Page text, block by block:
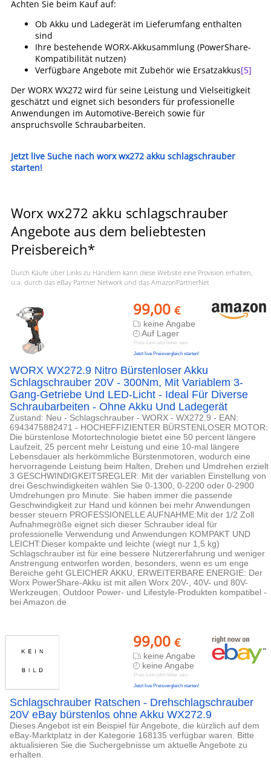
Achten Sie beim Kauf auf:
Ob Akku und Ladegerät im Lieferumfang enthalten
sind
Ihre bestehende WORX-Akkusammlung (PowerShare-
Kompatibilität nutzen)
Verfügbare Angebote mit Zubehör wie Ersatzakkus[5]
Der WORX WX272 wird für seine Leistung und Vielseitigkeit
geschätzt und eignet sich besonders für professionelle
Anwendungen im Automotive-Bereich sowie für
anspruchsvolle Schraubarbeiten.
Jetzt live Suche nach worx wx272 akku schlagschrauber
starten!
Worx wx272 akku schlagschrauber
Angebote aus dem beliebtesten
Preisbereich*
Durch Käufe über Links zu Händlern kann diese Website eine Provision erhalten,
u.a. durch das eBay Partner Network und das AmazonPartnerNet
99,00 €
keine Angabe
Auf Lager
Preis kann jetzt höher sein
Jetzt live Preisvergleich starten!
WORX WX272.9 Nitro Bürstenloser Akku
Schlagschrauber 20V - 300Nm, Mit Variablem 3-
Gang-Getriebe Und LED-Licht - Ideal Für Diverse
Schraubarbeiten - Ohne Akku Und Ladegerät
Zustand: Neu - Schlagschrauber - WORX - WX272.9 - EAN:
6943475882471 - HOCHEFFIZIENTER BÜRSTENLOSER MOTOR:
Die bürstenlose Motortechnologie bietet eine 50 percent längere
Laufzeit, 25 percent mehr Leistung und eine 10-mal längere
Lebensdauer als herkömmliche Bürstenmotoren, wodurch eine
hervorragende Leistung beim Halten, Drehen und Umdrehen erzielt
3 GESCHWINDIGKEITSREGLER: Mit der variablen Einstellung von
drei Geschwindigkeiten wählen Sie 0-1300, 0-2200 oder 0-2900
Umdrehungen pro Minute. Sie haben immer die passende
Geschwindigkeit zur Hand und können bei mehr Anwendungen
besser steuern PROFESSIONELLE AUFNAHME:Mit der 1/2 Zoll
Aufnahmegröße eignet sich dieser Schrauber ideal für
professionelle Verwendung und Anwendungen KOMPAKT UND
LEICHT:Dieser kompakte und leichte (wiegt nur 1,5 kg)
Schlagschrauber ist für eine bessere Nutzererfahrung und weniger
Anstrengung entworfen worden, besonders, wenn es um enge
Bereiche geht GLEICHER AKKU, ERWEITERBARE ENERGIE: Der
Worx PowerShare-Akku ist mit allen Worx 20V-, 40V- und 80V-
Werkzeugen, Outdoor Power- und Lifestyle-Produkten kompatibel -
bei Amazon.de
99,00 €
keine Angabe
keine Angabe
Preis kann jetzt höher sein
Jetzt live Preisvergleich starten!
Schlagschrauber Ratschen - Drehschlagschrauber
20V eBay bürstenlos ohne Akku WX272.9
Dieses Angebot ist ein Beispiel für Angebote, die kürzlich auf dem
eBay-Marktplatz in der Kategorie 168135 verfügbar waren. Bitte
aktualisieren Sie die Suchergebnisse um aktuelle Angebote zu
erhalten.